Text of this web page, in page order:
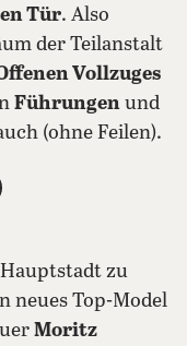
Tür. Also
der Teilanstalt
Vollzuges
Führungen und
(ohne Feilen).
teilen
Mail teilen
zu
neues Top-Model
Moritz